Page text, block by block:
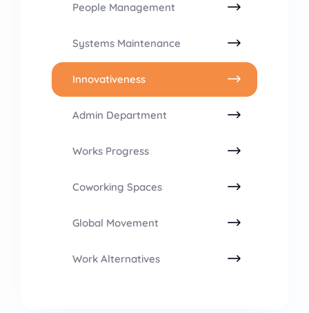
People Management
Systems Maintenance
Innovativeness
Admin Department
Works Progress
Coworking Spaces
Global Movement
Work Alternatives